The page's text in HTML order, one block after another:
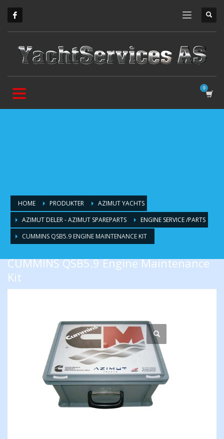
HOME PRODUKTER
AZIMUT YACHTS
AZIMUT DELER - AZIMUT SPAREPARTS
ENGINE SERVICE /PARTS
CUMMINS QSB5.9 ENGINE MAINTENANCE KIT
CUMMINS QSB5.9 Engine Maintenance
Kit